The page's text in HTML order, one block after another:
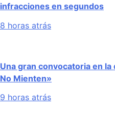
infracciones en segundos
8 horas atrás
Una gran convocatoria en
No Mienten»
9 horas atrás